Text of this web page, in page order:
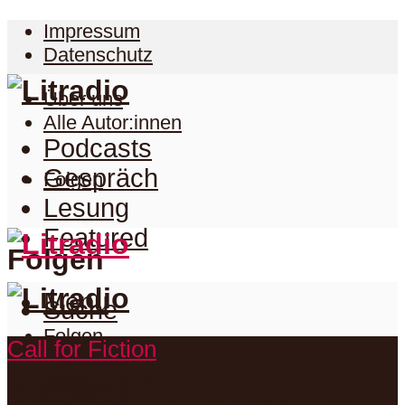
Impressum
Datenschutz
Über uns
Alle Autor:innen
Folgen
Folgen
Folgen
Facebook
Podcasts
Gespräch
Lesung
Featured
Menu
Suche
Podcasts
Call for Fiction